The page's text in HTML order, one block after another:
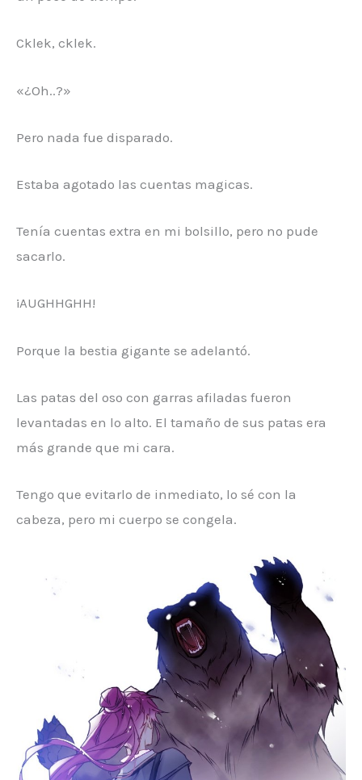
Cklek, cklek.
«¿Oh..?»
Pero nada fue disparado.
Estaba agotado las cuentas magicas.
Tenía cuentas extra en mi bolsillo, pero no pude
sacarlo.
¡AUGHHGHH!
Porque la bestia gigante se adelantó.
Las patas del oso con garras afiladas fueron
levantadas en lo alto. El tamaño de sus patas era
más grande que mi cara.
Tengo que evitarlo de inmediato, lo sé con la
cabeza, pero mi cuerpo se congela.